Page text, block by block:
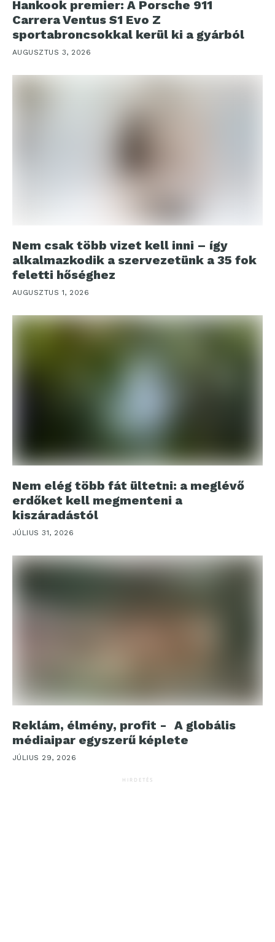
Hankook premier: A Porsche 911
Carrera Ventus S1 Evo Z
sportabroncsokkal kerül ki a gyárból
AUGUSZTUS 3, 2026
Nem csak több vizet kell inni – így
alkalmazkodik a szervezetünk a 35 fok
feletti hőséghez
AUGUSZTUS 1, 2026
Nem elég több fát ültetni: a meglévő
erdőket kell megmenteni a
kiszáradástól
JÚLIUS 31, 2026
Reklám, élmény, profit - A globális
médiaipar egyszerű képlete
JÚLIUS 29, 2026
HIRDETÉS